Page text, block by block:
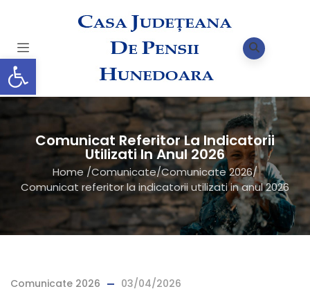
Comunicat Referitor La Indicatorii
Utilizati In Anul 2026
Home/Comunicate/Comunicate 2026/
Comunicat referitor la indicatorii utilizati in anul 2026
Comunicate 2026 03/04/2026
Deschide bara de unelte